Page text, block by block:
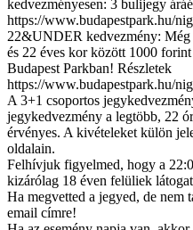
kedvezményesen: 3 bulijegy
https://www.budapestpark.hu/
22&UNDER kedvezmény: Még
és 22 éves kor között 1000
Budapest Parkban! Részletek
https://www.budapestpark.hu/
A 3+1 csoportos
jegykedvezmény a legtöbb, 22
érvényes. A kivételeket külön
oldalain.
Felhívjuk figyelmed, hogy a
kizárólag 18 éven felüliek
Ha megvetted a jegyed, de nem
email címre!